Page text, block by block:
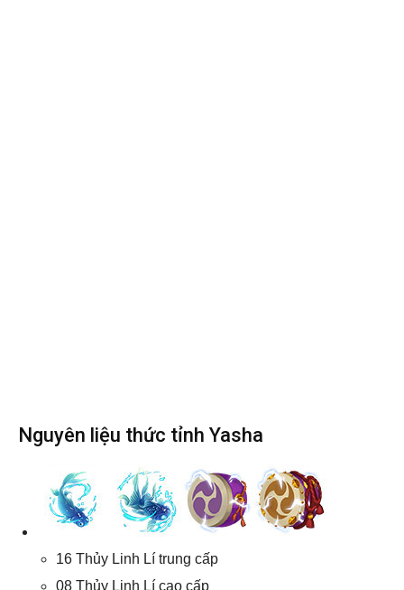
Nguyên liệu thức tỉnh Yasha
16 Thủy Linh Lí trung cấp
08 Thủy Linh Lí cao cấp